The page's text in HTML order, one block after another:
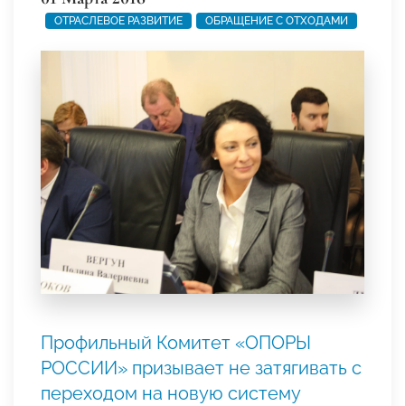
ОТРАСЛЕВОЕ РАЗВИТИЕ ОБРАЩЕНИЕ С ОТХОДАМИ
Профильный Комитет «ОПОРЫ
РОССИИ» призывает не затягивать с
переходом на новую систему